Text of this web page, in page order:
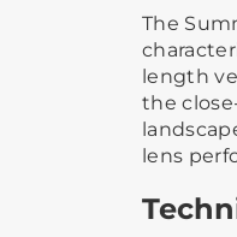
The
length
the
lens